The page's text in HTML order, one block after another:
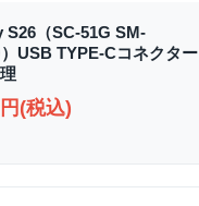
S26（SC-51G SM-
USB TYPE-Cコネクター
(税込)